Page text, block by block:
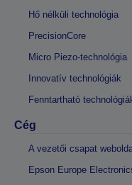
Hő nélküli technológia
PrecisionCore
Micro Piezo-technológia
Innovatív technológiák
Fenntartható
Cég
A vezetői csapat
Epson Europe